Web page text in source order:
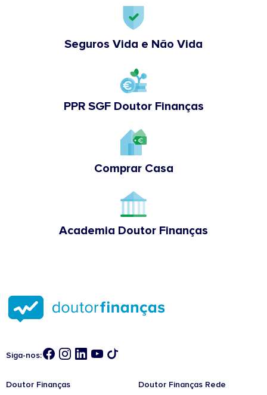
Seguros Vida e Não Vida
PPR SGF Doutor Finanças
Comprar Casa
Academia Doutor Finanças
Siga-nos:
Doutor Finanças Doutor Finanças Rede